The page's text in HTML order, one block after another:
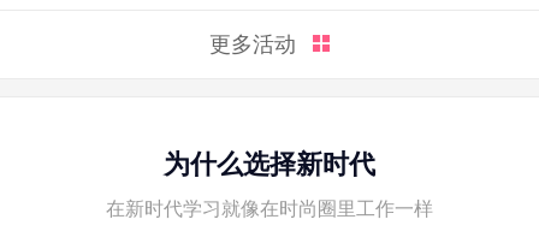
更多活动
为什么选择新时代
在新时代学习就像在时尚圈里工作一样